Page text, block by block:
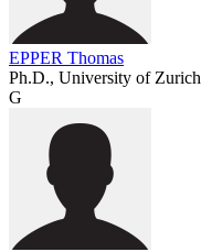
EPPER Thomas
Ph.D., University of Zurich
G